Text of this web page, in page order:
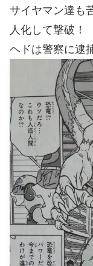
サイヤマン達も
人化して撃破！
ヘドは警察に逮